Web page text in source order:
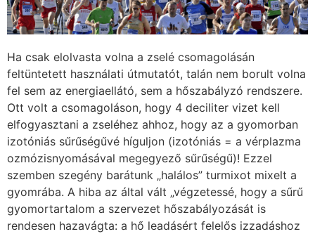
Ha csak elolvasta volna a zselé csomagolásán
feltüntetett használati útmutatót, talán nem borult volna
fel sem az energiaellátó, sem a hőszabályzó rendszere.
Ott volt a csomagoláson, hogy 4 deciliter vizet kell
elfogyasztani a zseléhez ahhoz, hogy az a gyomorban
izotóniás sűrűségűvé híguljon (izotóniás = a vérplazma
ozmózisnyomásával megegyező sűrűségű)! Ezzel
szemben szegény barátunk „halálos” turmixot mixelt a
gyomrába. A hiba az által vált „végzetessé, hogy a sűrű
gyomortartalom a szervezet hőszabályozását is
rendesen hazavágta: a hő leadásért felelős izzadáshoz